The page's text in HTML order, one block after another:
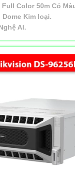
Full Color 50m Có
Dome Kim loại.
AI.